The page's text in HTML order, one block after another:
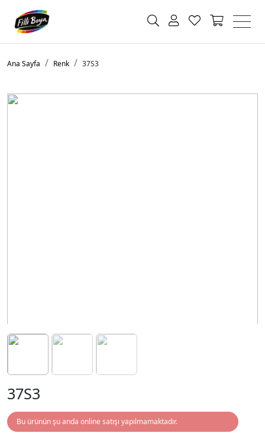
Ana Sayfa Renk 37S3
37S3
Bu ürünün şu anda online satışı yapılmamaktadır.